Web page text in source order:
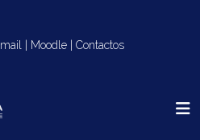
Moodle Contactos